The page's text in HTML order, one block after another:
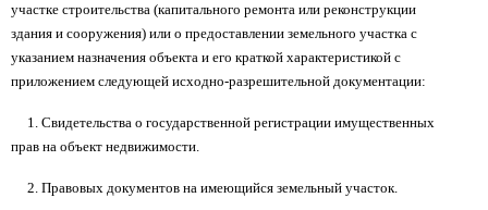
участке строительства (капитального ремонта или реконструкции
здания и сооружения) или о предоставлении земельного участка с
указанием назначения объекта и его краткой характеристикой с
приложением следующей исходно-разрешительной документации:
1. Свидетельства о государственной регистрации имущественных
прав на объект недвижимости.
2. Правовых документов на имеющийся земельный участок.